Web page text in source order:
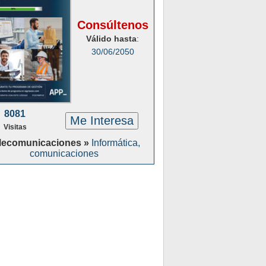
Consúltenos
Válido hasta:
30/06/2050
8081
Visitas Me Interesa
» Informática,
comunicaciones